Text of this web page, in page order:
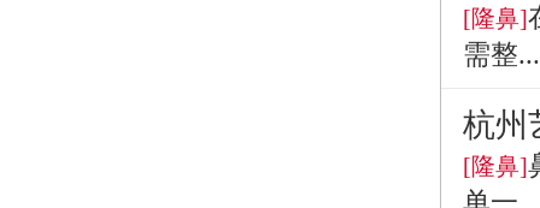
[隆鼻]
需整...
杭州
[隆鼻]